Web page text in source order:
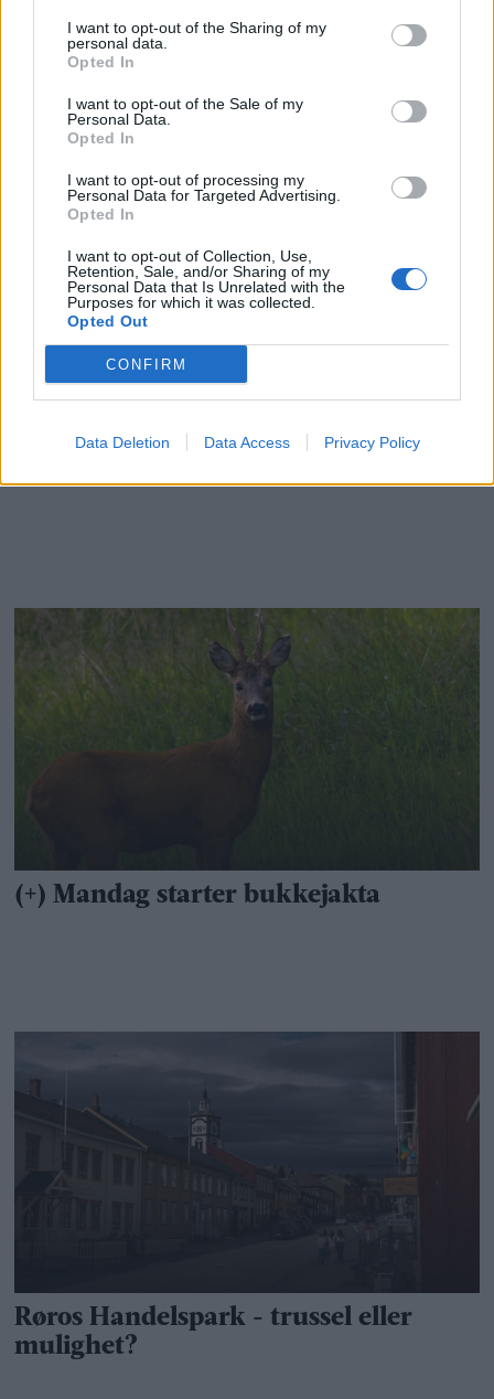
I want to opt-out of the Sharing of my
personal data.
Opted In
I want to opt-out of the Sale of my
Personal Data.
Opted In
I want to opt-out of processing my
Personal Data for Targeted Advertising.
Opted In
I want to opt-out of Collection, Use,
Retention, Sale, and/or Sharing of my
Personal Data that Is Unrelated with the
Purposes for which it was collected.
Opted Out
CONFIRM
Data Deletion Data Access Privacy Policy